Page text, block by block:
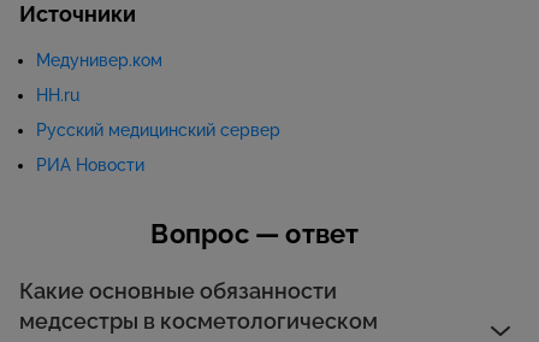
Источники
Медунивер.ком
HH.ru
Русский медицинский сервер
РИА Новости
Вопрос — ответ
Какие основные обязанности
медсестры в косметологическом